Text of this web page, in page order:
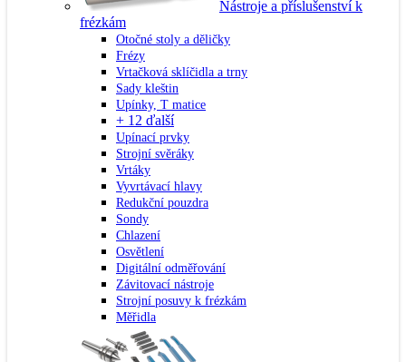
Nástroje a příslušenství k
frézkám
Otočné stoly a děličky
Frézy
Vrtačková sklíčidla a trny
Sady kleštin
Upínky, T matice
+ 12 ďalší
Upínací prvky
Strojní svěráky
Vrtáky
Vyvrtávací hlavy
Redukční pouzdra
Sondy
Chlazení
Osvětlení
Digitální odměřování
Závitovací nástroje
Strojní posuvy k frézkám
Měřidla